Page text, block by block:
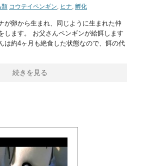
類 コウテイペンギン, ヒナ, 孵化
が卵から生まれ、同じように生まれた仲
します。 お父さんペンギンが給餌します
は約4ヶ月も絶食した状態なので、餌の代
続きを見る